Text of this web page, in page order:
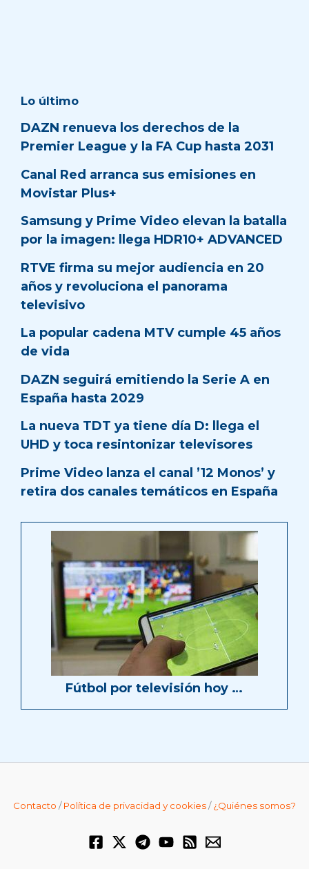
Lo último
DAZN renueva los derechos de la
Premier League y la FA Cup hasta 2031
Canal Red arranca sus emisiones en
Movistar Plus+
Samsung y Prime Video elevan la batalla
por la imagen: llega HDR10+ ADVANCED
RTVE firma su mejor audiencia en 20
años y revoluciona el panorama
televisivo
La popular cadena MTV cumple 45 años
de vida
DAZN seguirá emitiendo la Serie A en
España hasta 2029
La nueva TDT ya tiene día D: llega el
UHD y toca resintonizar televisores
Prime Video lanza el canal ’12 Monos’ y
retira dos canales temáticos en España
Fútbol por televisión hoy …
Contacto /Política de privacidad y cookies/¿Quiénes somos?